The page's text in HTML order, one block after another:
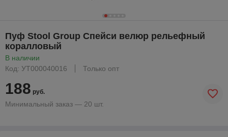
Пуф Stool Group Спейси велюр рельефный
коралловый
В наличии
Код: УТ000040016
Только опт
188 руб.
Минимальный заказ — 20 шт.